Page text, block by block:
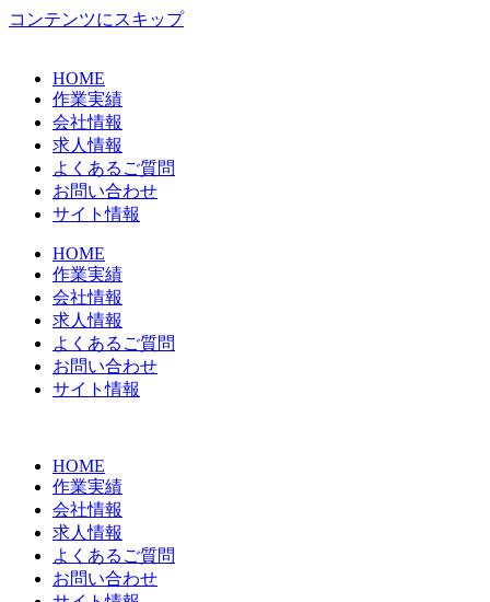
コンテンツにスキップ
HOME
作業実績
会社情報
求人情報
よくあるご質問
お問い合わせ
サイト情報
HOME
作業実績
会社情報
求人情報
よくあるご質問
お問い合わせ
サイト情報
HOME
作業実績
会社情報
求人情報
よくあるご質問
お問い合わせ